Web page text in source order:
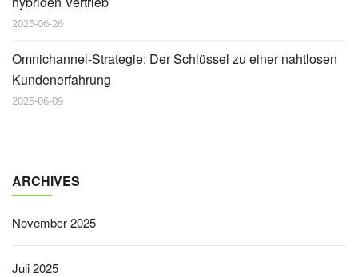
2025-06-26
Omnichannel-Strategie: Der Schlüssel zu einer nahtlosen
Kundenerfahrung
2025-06-09
ARCHIVES
November 2025
Juli 2025